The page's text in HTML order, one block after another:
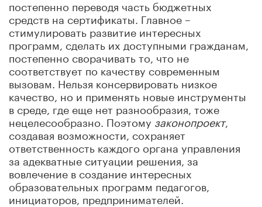
постепенно переводя часть бюджетных
средств на сертификаты. Главное –
стимулировать развитие интересных
программ, сделать их доступными гражданам,
постепенно сворачивать то, что не
соответствует по качеству современным
вызовам. Нельзя консервировать низкое
качество, но и применять новые инструменты
в среде, где еще нет разнообразия, тоже
нецелесообразно. Поэтому законопроект,
создавая возможности, сохраняет
ответственность каждого органа управления
за адекватные ситуации решения, за
вовлечение в создание интересных
образовательных программ педагогов,
инициаторов, предпринимателей.